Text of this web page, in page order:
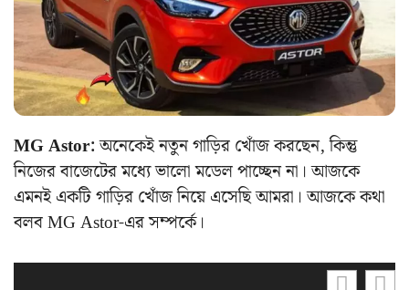
MG Astor:অনেকেই নতুন গাড়ির খোঁজ করছেন, কিন্তু
নিজের বাজেটের মধ্যে ভালো মডেল পাচ্ছেন না। আজকে
এমনই একটি গাড়ির খোঁজ নিয়ে এসেছি আমরা। আজকে কথা
বলব MG Astor-এর সম্পর্কে।